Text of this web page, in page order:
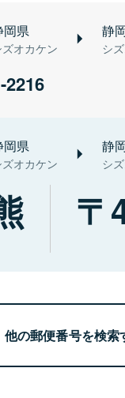
岡県
ズオカケン
静
シ
2216
岡県
ズオカケン
静
シ
他の郵便番号を検索